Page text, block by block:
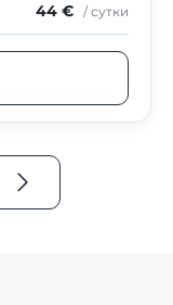
44 € / сутки